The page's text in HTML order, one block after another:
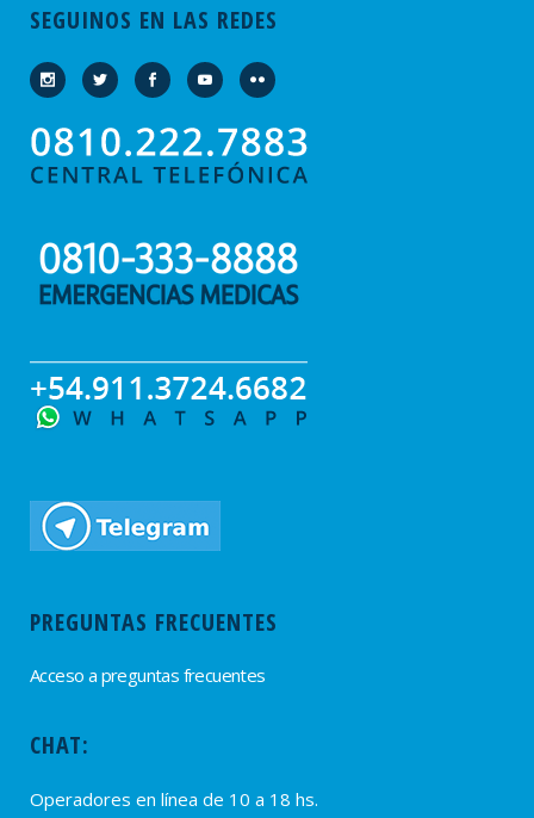
SEGUINOS EN LAS REDES
PREGUNTAS FRECUENTES
Acceso a preguntas frecuentes
CHAT:
Operadores en línea de 10 a 18 hs.